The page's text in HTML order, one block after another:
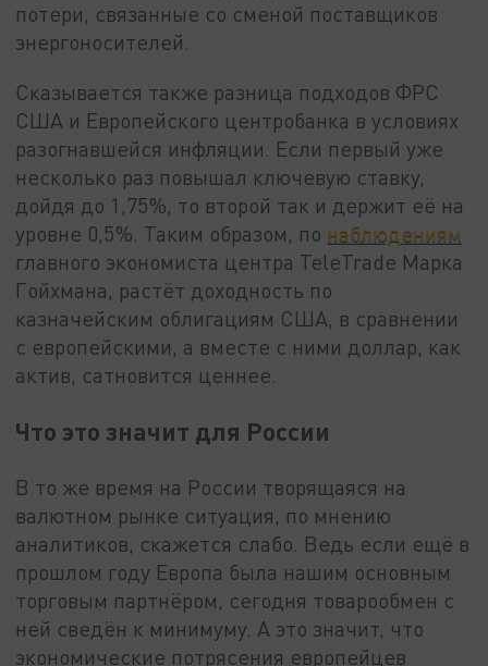
потери, связанные со сменой поставщиков
энергоносителей.
Сказывается также разница подходов ФРС
США и Европейского центробанка в условиях
разогнавшейся инфляции. Если первый уже
несколько раз повышал ключевую ставку,
дойдя до 1,75%, то второй так и держит её на
уровне 0,5%. Таким образом, по наблюдениям
главного экономиста центра TeleTrade Марка
Гойхмана, растёт доходность по
казначейским облигациям США, в сравнении
с европейскими, а вместе с ними доллар, как
актив, сатновится ценнее.
Что это значит для России
В то же время на России творящаяся на
валютном рынке ситуация, по мнению
аналитиков, скажется слабо. Ведь если ещё в
прошлом году Европа была нашим основным
торговым партнёром, сегодня товарообмен с
ней сведён к минимуму. А это значит, что
экономические потрясения европейцев